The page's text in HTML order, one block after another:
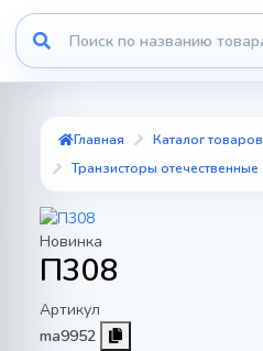
Главная
Каталог товаров
Транзисторы отечественные
Новинка
П308
Артикул
ma9952